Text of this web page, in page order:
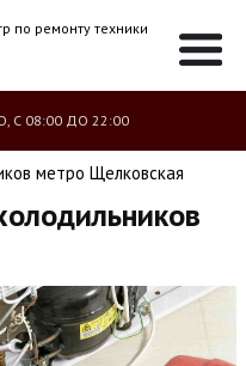
по ремонту техники
С 08:00 ДО 22:00
метро Щелковская